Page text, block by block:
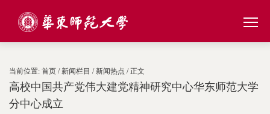
当前位置: 首页 / 新闻栏目 / 新闻热点 / 正文
高校中国共产党伟大建党精神研究中心华东师范大学
分中心成立